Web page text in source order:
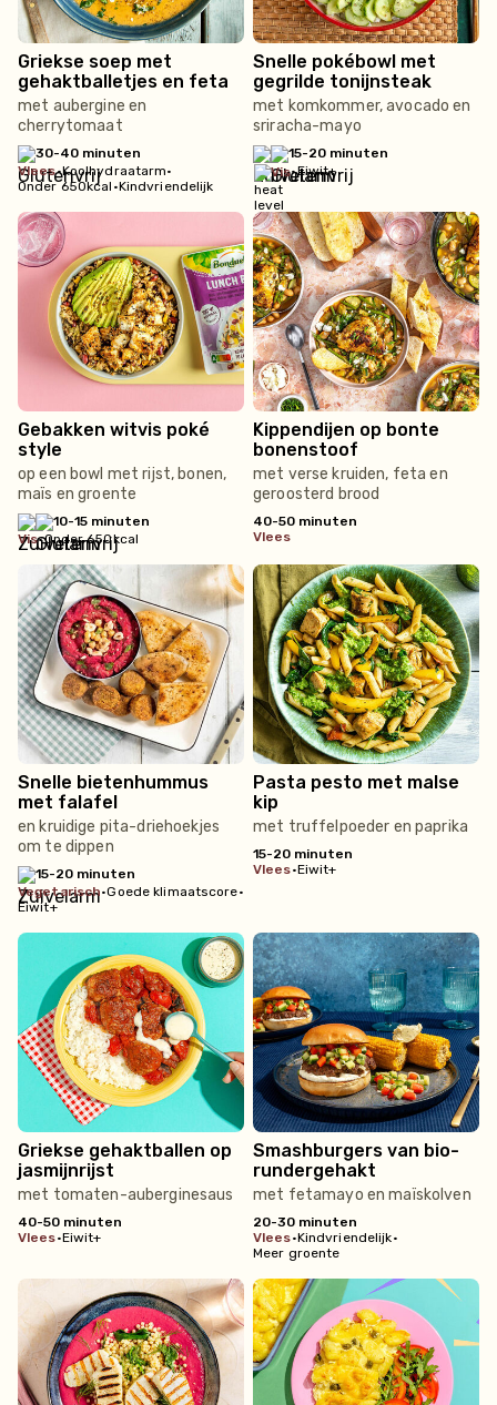
Griekse soep met
gehaktballetjes en feta
met aubergine en
cherrytomaat
30-40 minuten
vlees•Koolhydraatarm•
Onder 650kcal •Kindvriendelijk
Snelle pokébowl met
gegrilde tonijnsteak
met komkommer, avocado en
sriracha-mayo
15-20 minuten
vis•Eiwit+
Gebakken witvis poké
style
op een bowl met rijst, bonen,
maïs en groente
10-15 minuten
vis•Onder 650kcal
Kippendijen op bonte
bonenstoof
met verse kruiden, feta en
geroosterd brood
40-50 minuten
vlees
Snelle bietenhummus
met falafel
en kruidige pita-driehoekjes
om te dippen
15-20 minuten
vegetarisch•Goede klimaatscore•
Eiwit+
Pasta pesto met malse
kip
met truffelpoeder en paprika
15-20 minuten
vlees•Eiwit+
Griekse gehaktballen op
jasmijnrijst
met tomaten-auberginesaus
40-50 minuten
vlees•Eiwit+
Smashburgers van bio-
rundergehakt
met fetamayo en maïskolven
20-30 minuten
vlees•Kindvriendelijk•
Meer groente